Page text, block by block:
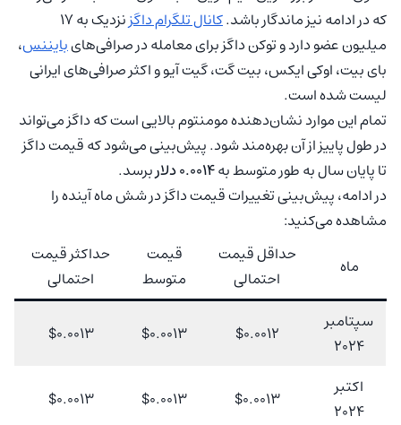
که در ادامه نیز ماندگار باشد.کانال تلگرام داگز
نزدیک به 17
میلیون عضو دارد و توکن داگز برای معامله در صرافی‌هایبایننس،
بای‌ بیت، اوکی‌ ایکس، بیت‌ گت، گیت آیو و اکثر صرافی‌های ایرانی
لیست شده است.
تمام این موارد نشان‌دهنده مومنتوم بالایی است که داگز می‌تواند
در طول پاییز از آن بهره‌‌مند شود. ‌پیش‌بینی می‌شود که قیمت داگز
تا پایان سال به طور متوسط به0.0014 دلار
برسد.
در ادامه، پیش‌بینی تغییرات قیمت داگز در شش ماه آینده را
مشاهده می‌کنید:
ماه
حداقل قیمت
احتمالی
قیمت
متوسط
حداکثر قیمت
احتمالی
سپتامبر
2024
$0.0012
$0.0013
$0.0013
اکتبر
2024
$0.0013
$0.0013
$0.0013